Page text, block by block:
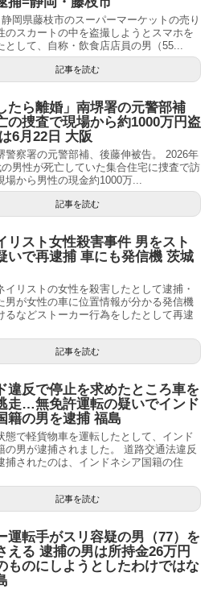
岡県藤枝市のスーパーマーケットの売り
のスカートの中を盗撮しようとスマホを
として、自称・飲食店店員の男（55...
記事を読む
たら離婚」南堺署の元警部補
の捜査で現場から約1000万円盗
6月22日 大阪
警察署の元警部補、後藤伸被告。 2026年
男性が死亡していた集合住宅に捜査で訪
場から男性の現金約1000万...
記事を読む
リスト女性殺害事件 男をスト
いで再逮捕 車にも発信機 茨城
イリストの女性を殺害したとして逮捕・
男が女性の車に位置情報が分かる発信機
るなどストーカー行為をしたとして再逮
記事を読む
違反で停止を求めたところ車を
走…無免許運転の疑いでインド
籍の男を逮捕 福島
態で軽貨物車を運転したとして、インド
の男が逮捕されました。 道路交通法違反
捕されたのは、インドネシア国籍の住
記事を読む
運転手がスリ容疑の男（77）を
える 逮捕の男は所持金26万円
ものにしようとしたわけではな